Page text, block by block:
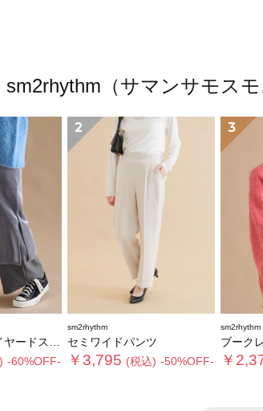
sm2rhythm（サマンサモス
ドスカート
-60%OFF-
2
sm2rhythm
セミワイドパンツ
￥3,795 (税込) -50%OFF-
3
sm2rhythm
ブーク
￥